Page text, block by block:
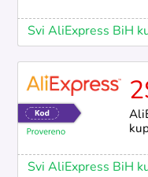
Svi AliExpress BiH
Svi AliExpress BiH